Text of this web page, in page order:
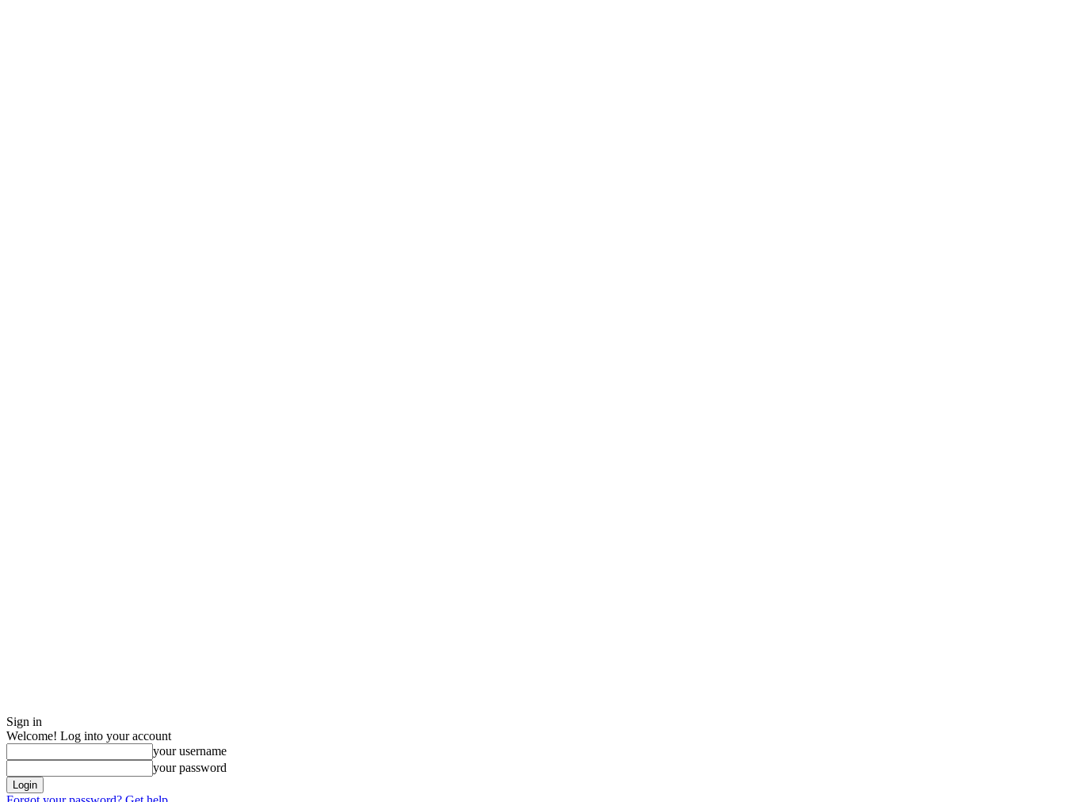
Sign in
Welcome! Log into your account
your username
your password